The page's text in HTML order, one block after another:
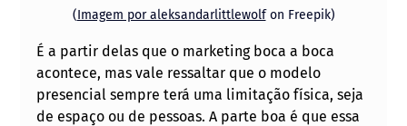
(Imagem por aleksandarlittlewolf on Freepik)
É a partir delas que o marketing boca a boca
acontece, mas vale ressaltar que o modelo
presencial sempre terá uma limitação física, seja
de espaço ou de pessoas. A parte boa é que essa